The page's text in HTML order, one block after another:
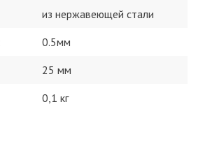
из нержавеющей стали
0.5мм
25 мм
0,1 кг